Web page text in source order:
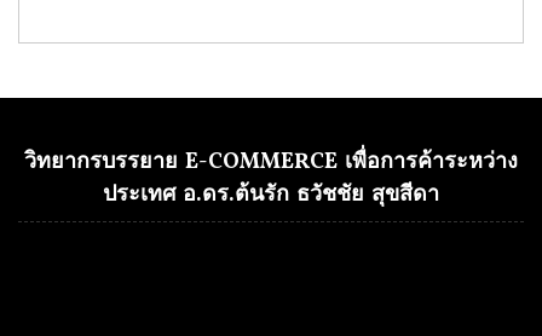
วิทยากรบรรยาย E-COMMERCE เพื่อการค้าระหว่าง
ประเทศ อ.ดร.ต้นรัก ธวัชชัย สุขสีดา